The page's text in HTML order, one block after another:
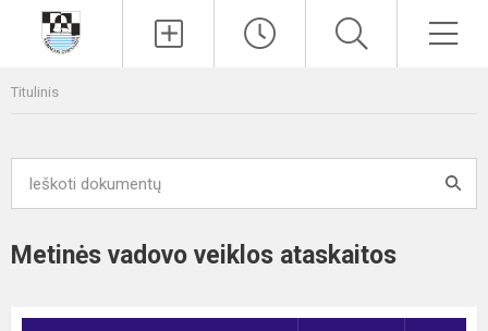
Titulinis
Metinės vadovo veiklos ataskaitos